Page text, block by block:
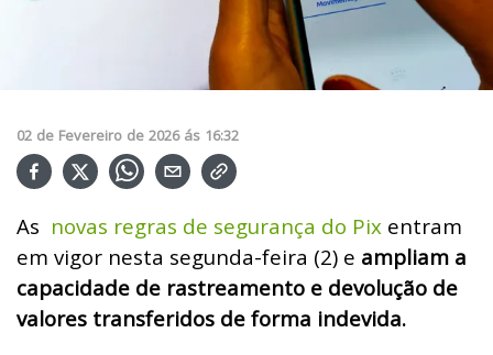
02 de Fevereiro de 2026 ás 16:32
As novas regras de segurança do Pix entram
em vigor nesta segunda-feira (2) e ampliam a
capacidade de rastreamento e devolução de
valores transferidos de forma indevida.